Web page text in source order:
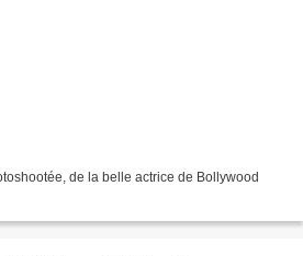
de la belle actrice de Bollywood